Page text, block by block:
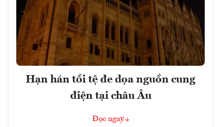
Hạn hán tồi tệ đe dọa nguồn cung
điện tại châu Âu
Đọc ngay